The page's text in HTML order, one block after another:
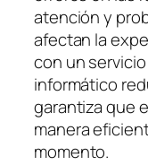
atención y
afectan la
con un
informático
garantiza que
manera
momento.